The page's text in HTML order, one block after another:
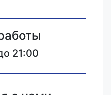
21:00